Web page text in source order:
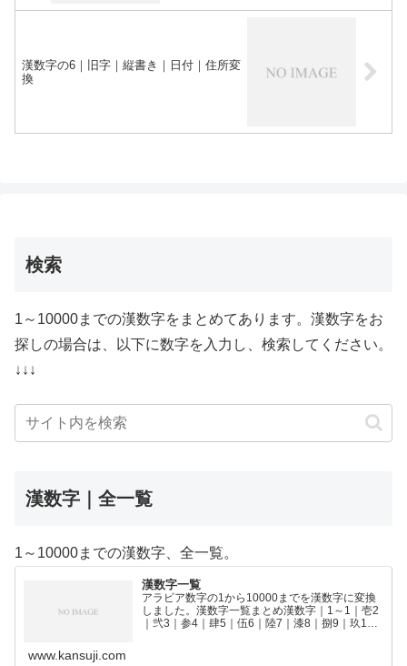
漢数字の6｜旧字｜縦書き｜日付｜住所変
換
検索
1～10000までの漢数字をまとめてあります。漢数字をお
探しの場合は、以下に数字を入力し、検索してください。
↓↓↓
漢数字｜全一覧
1～10000までの漢数字、全一覧。
漢数字一覧
アラビア数字の1から10000までを漢数字に変換
しました。漢数字一覧まとめ漢数字｜1～1｜壱2
｜弐3｜参4｜肆5｜伍6｜陸7｜漆8｜捌9｜玖10
www.kansuji.com